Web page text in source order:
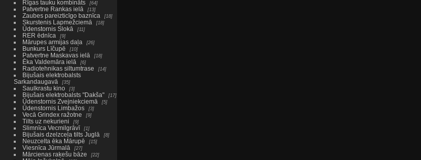
Rīgas tauku kombināts 64
Patvertne Rankas ielā 13
Zaubes pareizticīgo baznīca 18
Skurstenis Lapmežciemā 18
Ūdenstornis Slokā 11
RER ēdnīca 9
Mārupes armijas daļa 26
Bunkurs Līčupē 10
Patvertne Maskavas ielā 18
Ēka Valdemāra ielā 6
Radiotehnikas siltumtrase 14
Bijušais elektrobalsts
Sarkandaugavā
35
Saulkrastu kino 3
Bijušais elektrobalsts "Dakša" 17
Ūdenstornis Zvejniekciemā 5
Ūdenstornis Limbažos 3
Vecā Grindex ražotne 9
Tilts uz nekurieni 9
Slimnīca Vecmilgrāvī 1
Bijušais dzelzceļa tilts Juglā 8
Neuzcelta ēka Mārupē 15
Viesnīca Jūrmalā 27
Mārcienas raķešu bāze 22